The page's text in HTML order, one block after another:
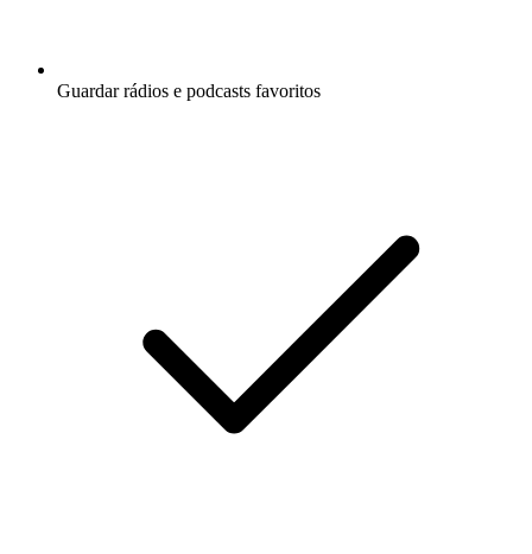
Guardar rádios e podcasts favoritos